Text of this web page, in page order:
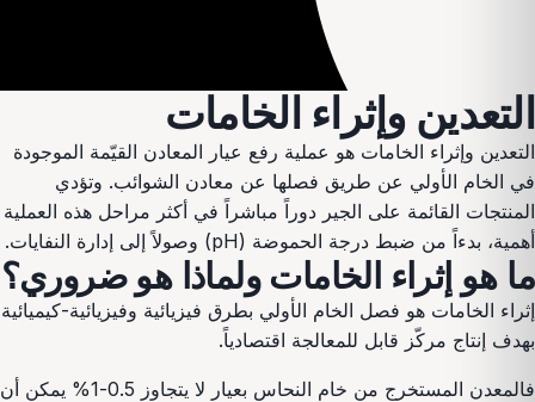
التعدين وإثراء الخامات
التعدين وإثراء الخامات هو عملية رفع عيار المعادن القيّمة الموجودة
في الخام الأولي عن طريق فصلها عن معادن الشوائب. وتؤدي
المنتجات القائمة على الجير دوراً مباشراً في أكثر مراحل هذه العملية
أهمية، بدءاً من ضبط درجة الحموضة (pH) وصولاً إلى إدارة النفايات.
ما هو إثراء الخامات ولماذا هو ضروري؟
إثراء الخامات هو فصل الخام الأولي بطرق فيزيائية وفيزيائية-كيميائية
بهدف إنتاج مركّز قابل للمعالجة اقتصادياً.
فالمعدن المستخرج من خام النحاس بعيار لا يتجاوز 0.5-1% يمكن أن